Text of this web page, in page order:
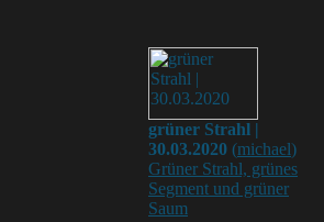
grüner Strahl |
30.03.2020 (michael)
Grüner Strahl, grünes
Segment und grüner
Saum